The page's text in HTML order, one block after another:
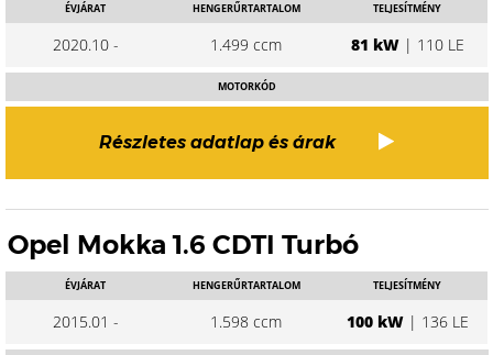
ÉVJÁRAT
2020.10 -
HENGERŰRTARTALOM
1.499 ccm
TELJESÍTMÉNY
81 kW| 110 LE
MOTORKÓD
Részletes adatlap és árak
Opel Mokka 1.6 CDTI Turbó
ÉVJÁRAT
2015.01 -
HENGERŰRTARTALOM
1.598 ccm
TELJESÍTMÉNY
100 kW| 136 LE